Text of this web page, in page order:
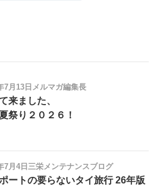
7月13日 メルマガ編集長
来ました、
祭り２０２６！
7月4日 三栄メンテナンスブログ
ートの要らないタイ旅行 26年版